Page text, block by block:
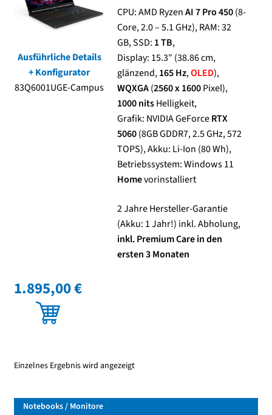
Mein Konto
Shop
Widerrufsbelehrung und Widerrufsfomular
Ausführliche Details
+ Konfigurator
83Q6001UGE-Campus
CPU: AMD RyzenAI 7 Pro 450(8-
Core, 2.0 – 5.1 GHz), RAM: 32
GB, SSD: 1 TB,
Display: 15.3″ (38.86 cm,
glänzend,165 Hz,OLED),
WQXGA(2560 x 1600Pixel),
1000 nitsHelligkeit,
Grafik: NVIDIA GeForceRTX
5060(8GB GDDR7, 2.5 GHz, 572
TOPS), Akku: Li-Ion (80 Wh),
Betriebssystem: Windows 11
Homevorinstalliert
2 Jahre Hersteller-Garantie
(Akku: 1 Jahr!) inkl. Abholung,
inkl. Premium Care in den
ersten 3 Monaten
1.895,00 €
Einzelnes Ergebnis wird angezeigt
Notebooks / Monitore